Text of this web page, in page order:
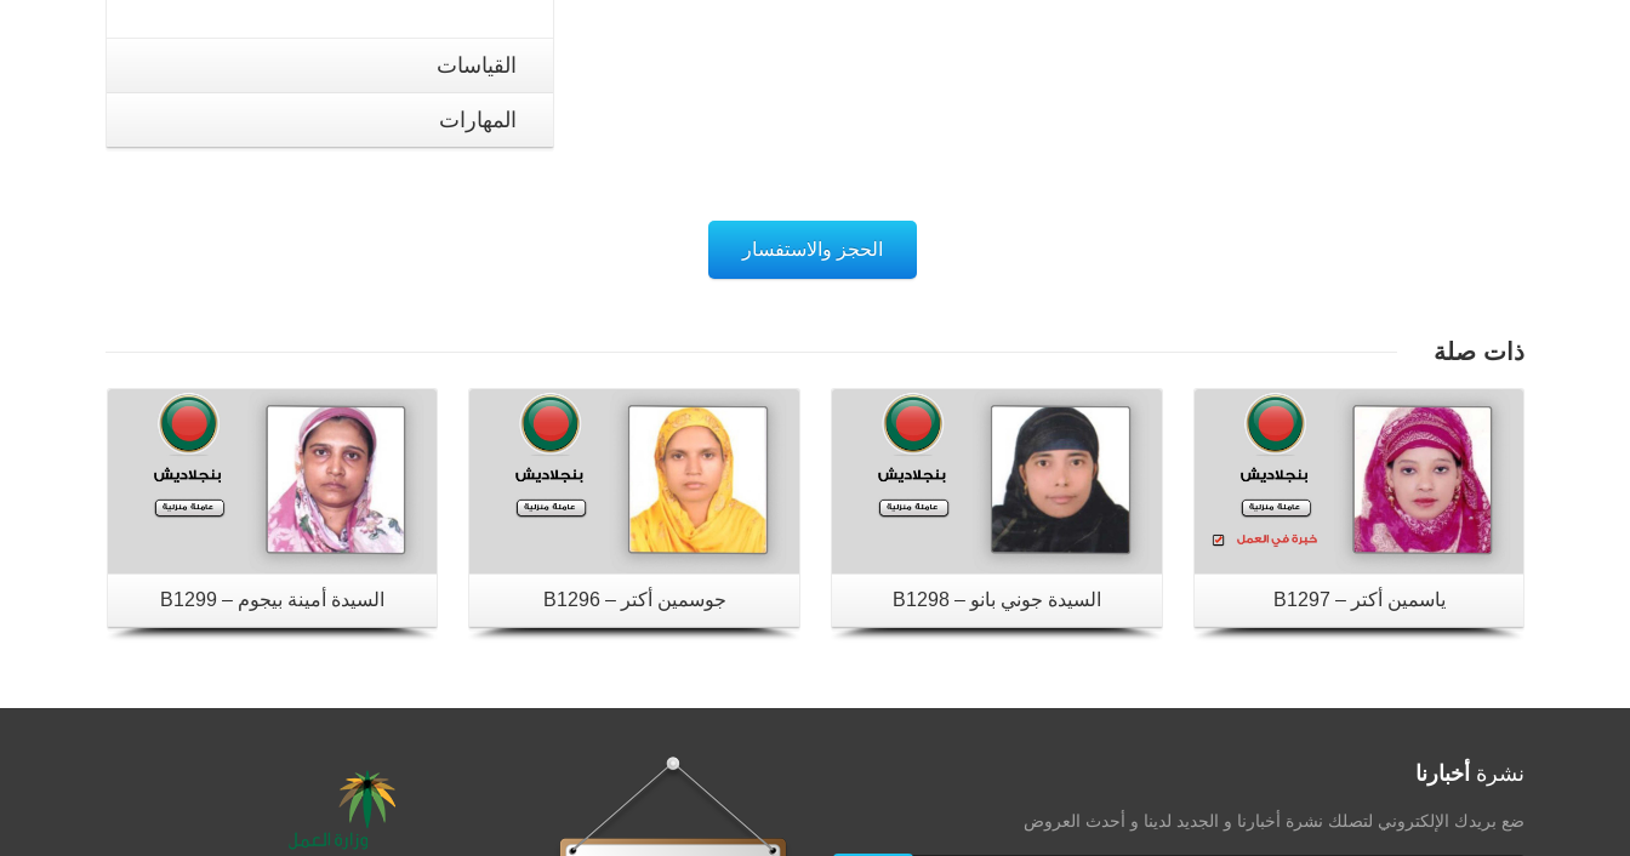
القياسات
المهارات
الحجز والاستفسار
ذات صلة
السيدة أمينة بيجوم – B1299 جوسمين أكتر – B1296 السيدة جوني بانو – B1298 ياسمين أكتر – B1297
نشرة أخبارنا
ضع بريدك الإلكتروني لتصلك نشرة أخبارنا و الجديد لدينا و أحدث العروض